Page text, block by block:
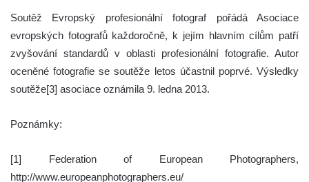
Soutěž Evropský profesionální fotograf pořádá Asociace
evropských fotografů každoročně, k jejím hlavním cílům patří
zvyšování standardů v oblasti profesionální fotografie. Autor
oceněné fotografie se soutěže letos účastnil poprvé. Výsledky
soutěže[3] asociace oznámila 9. ledna 2013.
Poznámky:
[1] Federation of European Photographers,
http://www.europeanphotographers.eu/